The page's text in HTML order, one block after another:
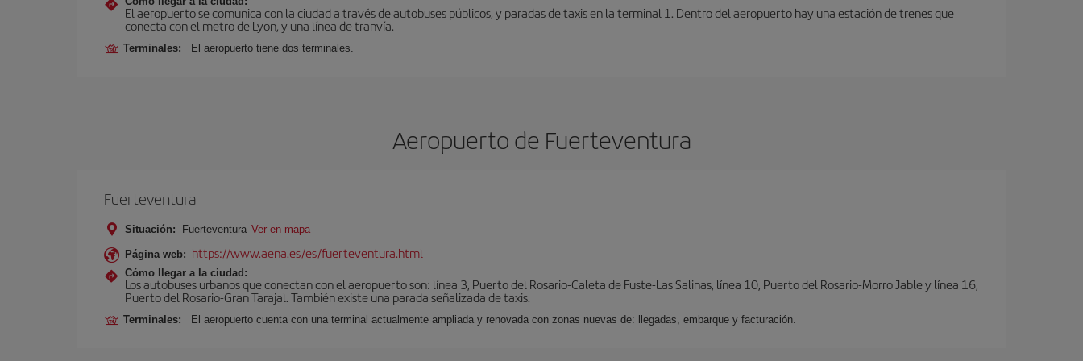
El aeropuerto se comunica con la ciudad a través de autobuses públicos, y paradas de taxis en la terminal 1. Dentro del aeropuerto hay una estación de trenes que
conecta con el metro de Lyon, y una línea de tranvía.
Terminales: El aeropuerto tiene dos terminales.
Aeropuerto de Fuerteventura
Fuerteventura
Situación: Fuerteventura Ver en mapa
Página web: https://www.aena.es/es/fuerteventura.html
Cómo llegar a la ciudad:
Los autobuses urbanos que conectan con el aeropuerto son: línea 3, Puerto del Rosario-Caleta de Fuste-Las Salinas, línea 10, Puerto del Rosario-Morro Jable y línea 16,
Puerto del Rosario-Gran Tarajal. También existe una parada señalizada de taxis.
Terminales: El aeropuerto cuenta con una terminal actualmente ampliada y renovada con zonas nuevas de: llegadas, embarque y facturación.